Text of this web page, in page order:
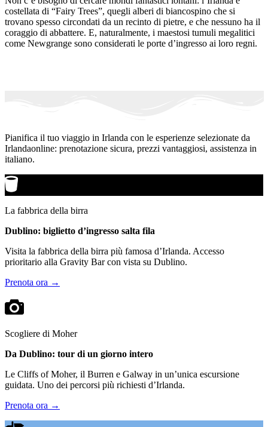
costellata di “Fairy Trees”, quegli alberi di biancospino che si
trovano spesso circondati da un recinto di pietre, e che nessuno ha il
coraggio di abbattere. E, naturalmente, i maestosi tumuli megalitici
come Newgrange sono considerati le porte d’ingresso ai loro regni.
Pianifica il tuo viaggio in Irlanda con le esperienze selezionate da
Irlandaonline: prenotazione sicura, prezzi vantaggiosi, assistenza in
italiano.
La fabbrica della birra
Dublino: biglietto d’ingresso salta fila
Visita la fabbrica della birra più famosa d’Irlanda. Accesso
prioritario alla Gravity Bar con vista su Dublino.
Prenota ora →
Scogliere di Moher
Da Dublino: tour di un giorno intero
Le Cliffs of Moher, il Burren e Galway in un’unica escursione
guidata. Uno dei percorsi più richiesti d’Irlanda.
Prenota ora →